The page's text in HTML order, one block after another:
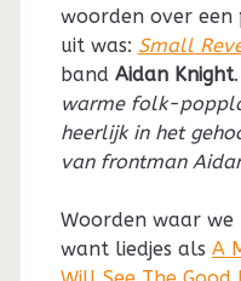
woorden over
uit was: Small
band Aidan Knight
warme folk-
heerlijk in het
van frontman
Woorden waar we
want liedjes als A